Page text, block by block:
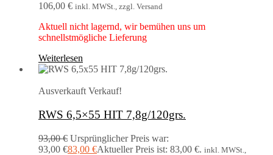
106,00 € inkl. MWSt., zzgl. Versand
Aktuell nicht lagernd, wir bemühen uns um
schnellstmögliche Lieferung
Weiterlesen
Ausverkauft Verkauf!
RWS 6,5×55 HIT 7,8g/120grs.
93,00€ Ursprünglicher Preis war:
93,00 €83,00 €Aktueller Preis ist: 83,00 €. inkl. MWSt.,